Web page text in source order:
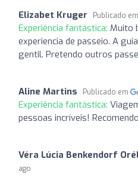
Elizabet Kruger Publicado em
Experiência fantástica: Muito
experiencia de passeio. A
gentil. Pretendo outros
Aline Martins Publicado em
Experiência fantástica:
pessoas incríveis!
Véra Lúcia Benkendorf
ago